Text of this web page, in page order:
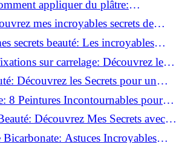
appliquer du plâtre:
un mur intérieur parfait!
mes incroyables secrets de
secrets beauté: Les incroyables
sur carrelage: Découvrez les
!
Découvrez les Secrets pour un
8 Peintures Incontournables pour
Découvrez Mes Secrets avec le
Astuces Incroyables